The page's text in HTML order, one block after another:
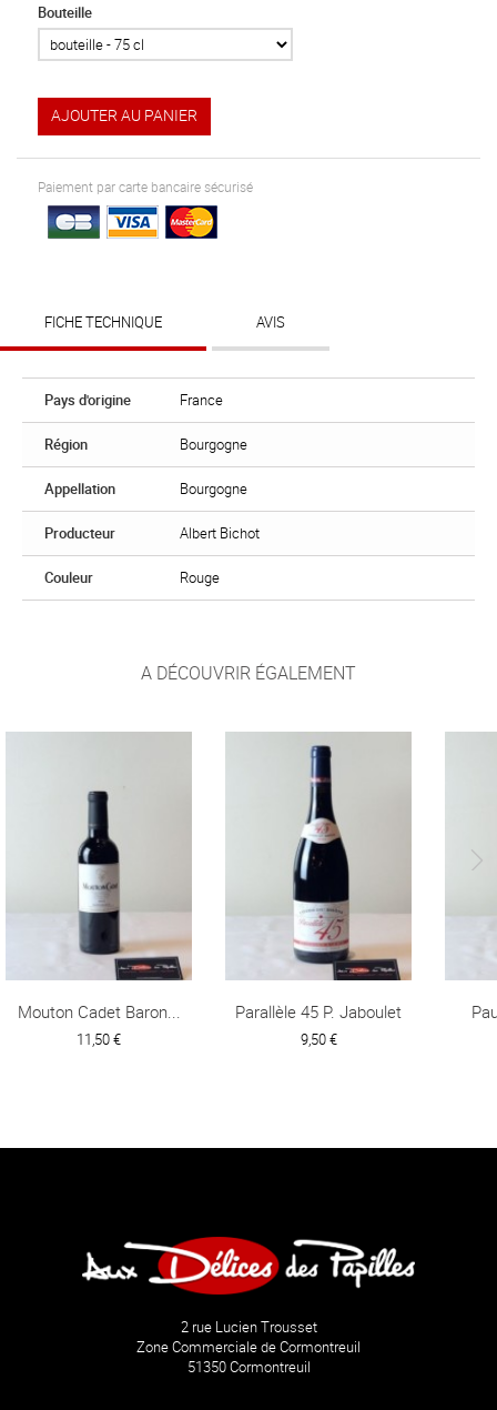
Bouteille
AJOUTER AU PANIER
Paiement par carte bancaire sécurisé
FICHE TECHNIQUE AVIS
Pays d'origine France
Région Bourgogne
Appellation Bourgogne
Producteur Albert Bichot
Couleur Rouge
A DÉCOUVRIR ÉGALEMENT
Mouton Cadet Baron...
11,50 €
Parallèle 45 P. Jaboulet
9,50 €
2 rue Lucien Trousset
Zone Commerciale de Cormontreuil
51350 Cormontreuil